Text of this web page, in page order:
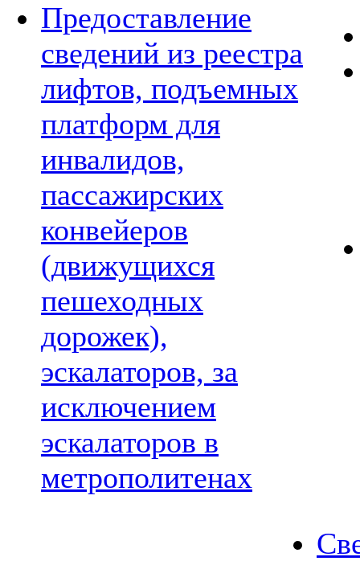
Предоставление
сведений из реестра
лифтов, подъемных
платформ для
инвалидов,
пассажирских
конвейеров
(движущихся
пешеходных
дорожек),
эскалаторов, за
исключением
эскалаторов в
метрополитенах